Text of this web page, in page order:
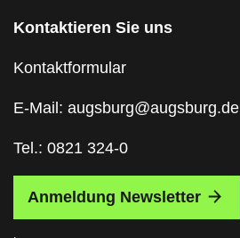
Kontaktieren Sie uns
Kontaktformular
E-Mail: augsburg@augsburg.de
Tel.: 0821 324-0
Anmeldung Newsletter